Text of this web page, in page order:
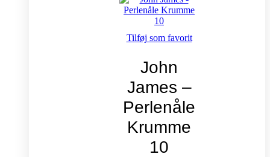
Tilføj som favorit
John
James –
Perlenåle
Krumme
10